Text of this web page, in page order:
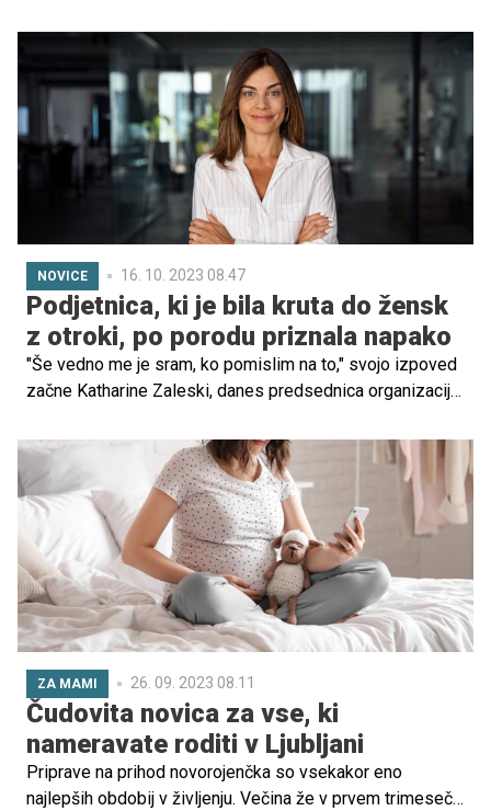
poporodnem oddelku tudi apartma, v katerem lahko biva
celotna družina – poleg očka tudi sestrice in bratci.
NOVICE 16. 10. 2023 08.47
Podjetnica, ki je bila kruta do žensk
z otroki, po porodu priznala napako
"Še vedno me je sram, ko pomislim na to," svojo izpoved
začne Katharine Zaleski, danes predsednica organizacije
ZA MAMI 26. 09. 2023 08.11
Čudovita novica za vse, ki
nameravate roditi v Ljubljani
Priprave na prihod novorojenčka so vsekakor eno
najlepših obdobij v življenju. Večina že v prvem trimesečju